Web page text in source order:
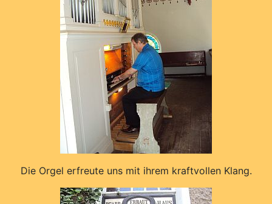
Die Orgel erfreute uns mit ihrem kraftvollen Klang.